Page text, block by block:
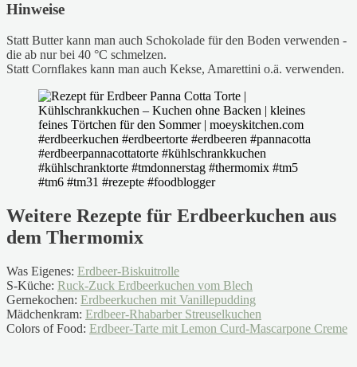
Hinweise
Statt Butter kann man auch Schokolade für den Boden verwenden -
die ab nur bei 40 °C schmelzen.
Statt Cornflakes kann man auch Kekse, Amarettini o.ä. verwenden.
Weitere Rezepte für Erdbeerkuchen aus
dem Thermomix
Was Eigenes: Erdbeer-Biskuitrolle
S-Küche: Ruck-Zuck Erdbeerkuchen vom Blech
Gernekochen: Erdbeerkuchen mit Vanillepudding
Mädchenkram: Erdbeer-Rhabarber Streuselkuchen
Colors of Food: Erdbeer-Tarte mit Lemon Curd-Mascarpone Creme